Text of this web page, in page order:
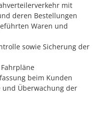
mit
deren Bestellungen
Waren und
sowie Sicherung der
beim Kunden
und Überwachung der